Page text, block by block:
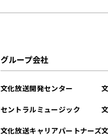
グループ会社
文化放送開発センター
セントラルミュージック
文化放送キャリアパートナーズ